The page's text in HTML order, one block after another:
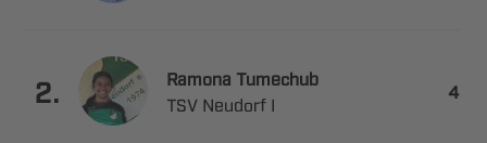
.
 
  
